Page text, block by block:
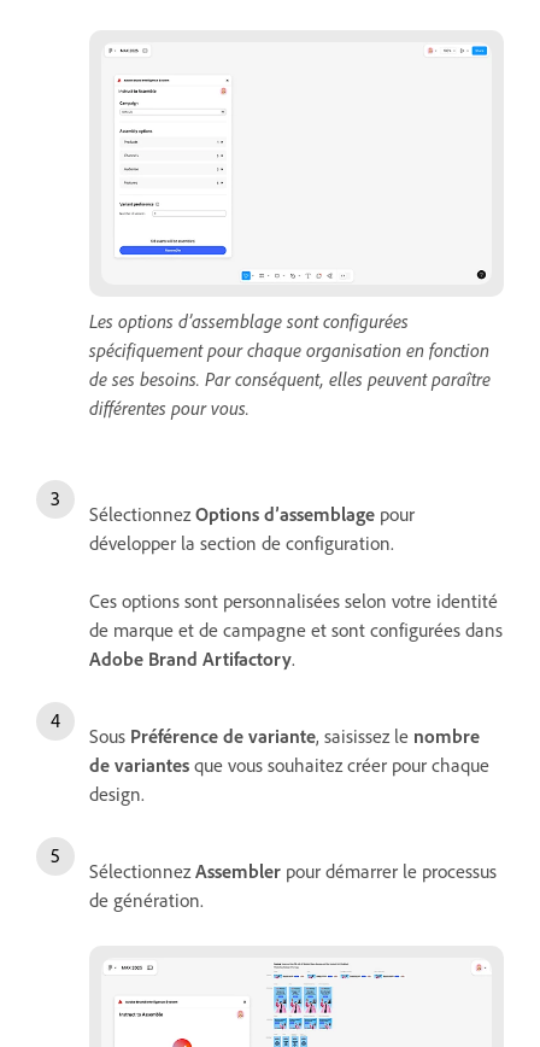
Les options d’assemblage sont configurées
spécifiquement pour chaque organisation en fonction
de ses besoins. Par conséquent, elles peuvent paraître
différentes pour vous.
SélectionnezOptions d’assemblage pour
développer la section de configuration.
Ces options sont personnalisées selon votre identité
de marque et de campagne et sont configurées dans
Adobe Brand Artifactory.
Sous Préférence de variante, saisissez le nombre
de variantes que vous souhaitez créer pour chaque
design.
SélectionnezAssembler pour démarrer le processus
de génération.